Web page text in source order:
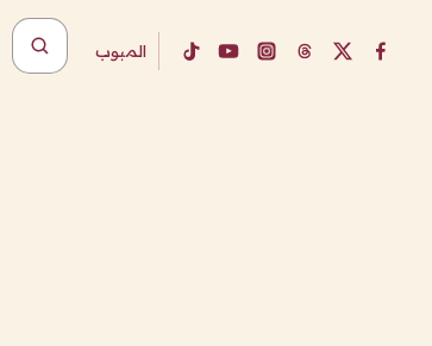
المبوب